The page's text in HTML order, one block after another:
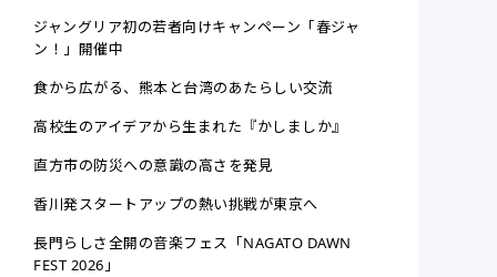
ジャングリア初の若者向けキャンペーン「春ジャ
ン！」開催中
食から広がる、熊本と台湾のあたらしい交流
高校生のアイデアから生まれた『かしましか』
直方市の防災への意識の高さを発見
香川発スタートアップの熱い挑戦が東京へ
長門らしさ全開の音楽フェス「NAGATO DAWN
FEST 2026」